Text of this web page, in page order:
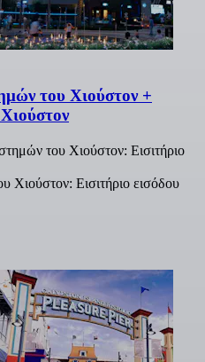
του Χιούστον +
του Χιούστον: Εισιτήριο
Χιούστον: Εισιτήριο εισόδου